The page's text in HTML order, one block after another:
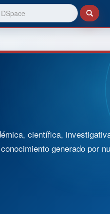
científica,
generado por